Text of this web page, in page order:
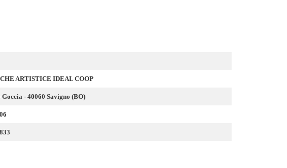
ARTISTICE IDEAL COOP
Goccia - 40060 Savigno (BO)